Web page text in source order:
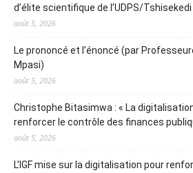
d’élite scientifique de l’UDPS/Tshisekedi
août 5, 2026
Le prononcé et l’énoncé (par
Mpasi)
août 5, 2026
Christophe Bitasimwa : « La
renforcer le contrôle des finances
août 5, 2026
L’IGF mise sur la digitalisation pour